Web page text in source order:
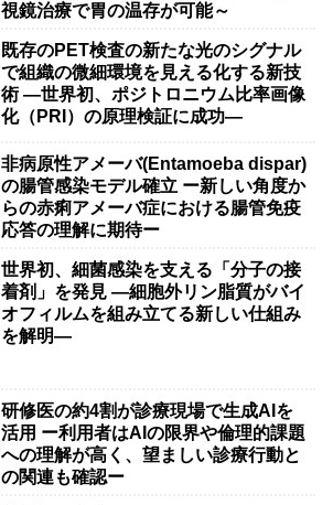
視鏡治療で胃の温存が可能～
既存のPET検査の新たな光のシグナル
で組織の微細環境を見える化する新技
術 ―世界初、ポジトロニウム比率画像
化（PRI）の原理検証に成功―
非病原性アメーバ(Entamoeba dispar)
の腸管感染モデル確立 ー新しい角度か
らの赤痢アメーバ症における腸管免疫
応答の理解に期待ー
世界初、細菌感染を支える「分子の接
着剤」を発見 ―細胞外リン脂質がバイ
オフィルムを組み立てる新しい仕組み
を解明―
研修医の約4割が診療現場で生成AIを
活用 ー利用者はAIの限界や倫理的課題
への理解が高く、望ましい診療行動と
の関連も確認ー